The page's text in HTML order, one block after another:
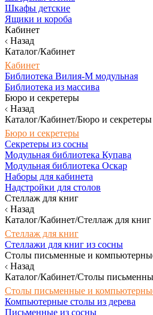
Шкафы детские
Ящики и короба
Кабинет
Назад
Каталог/Кабинет
Кабинет
Библиотека Вилия-М модульная
Библиотека из массива
Бюро и секретеры
Назад
Каталог/Кабинет/Бюро и секретеры
Бюро и секретеры
Секретеры из сосны
Модульная библиотека Купава
Модульная библиотека Оскар
Наборы для кабинета
Надстройки для столов
Стеллаж для книг
Назад
Каталог/Кабинет/Стеллаж для книг
Стеллаж для книг
Стеллажи для книг из сосны
Столы письменные и
Назад
Каталог/Кабинет/Столы
Столы письменные и
Компьютерные столы из дерева
Письменные из сосны